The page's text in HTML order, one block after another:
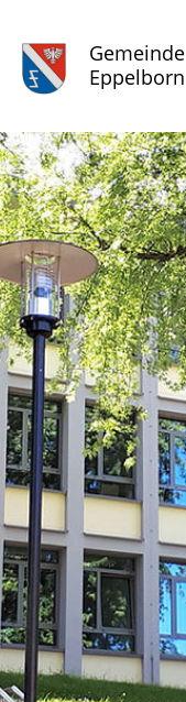
Gemeinde
Eppelborn